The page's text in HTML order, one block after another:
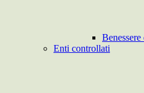
Enti controllati